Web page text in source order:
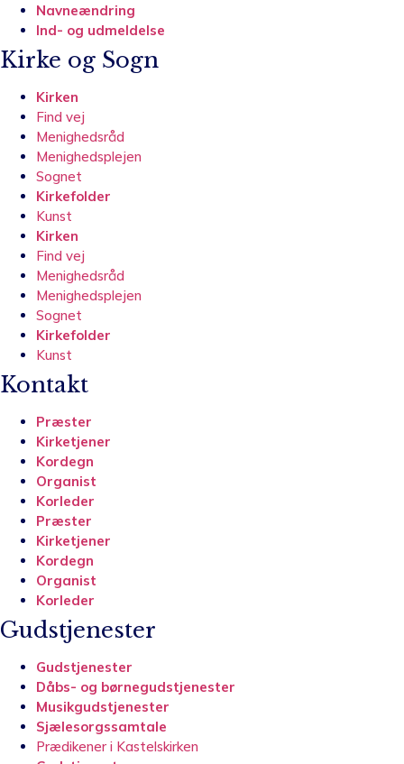
Navneændring
Ind- og udmeldelse
Kirke og Sogn
Kirken
Find vej
Menighedsråd
Menighedsplejen
Sognet
Kirkefolder
Kunst
Kirken
Find vej
Menighedsråd
Menighedsplejen
Sognet
Kirkefolder
Kunst
Kontakt
Præster
Kirketjener
Kordegn
Organist
Korleder
Præster
Kirketjener
Kordegn
Organist
Korleder
Gudstjenester
Gudstjenester
Dåbs- og børnegudstjenester
Musikgudstjenester
Sjælesorgssamtale
Prædikener i Kastelskirken